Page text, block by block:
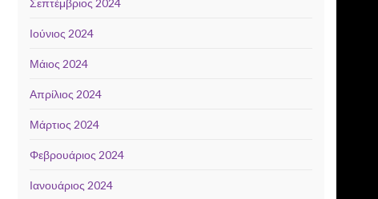
Σεπτέμβριος 2024
Ιούνιος 2024
Μάιος 2024
Απρίλιος 2024
Μάρτιος 2024
Φεβρουάριος 2024
Ιανουάριος 2024